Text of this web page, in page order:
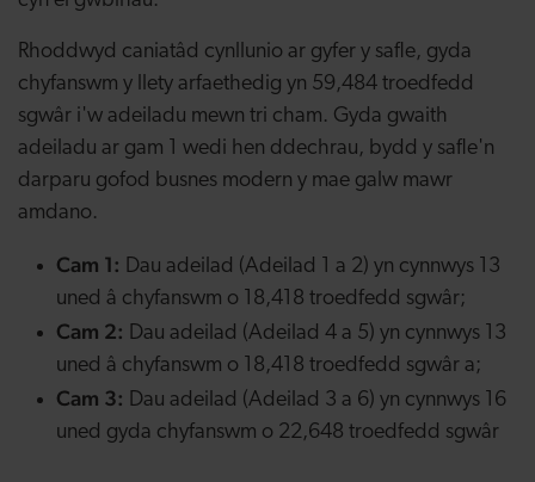
Rhoddwyd caniatâd cynllunio ar gyfer y safle, gyda
chyfanswm y llety arfaethedig yn 59,484 troedfedd
sgwâr i'w adeiladu mewn tri cham. Gyda gwaith
adeiladu ar gam 1 wedi hen ddechrau, bydd y safle'n
darparu gofod busnes modern y mae galw mawr
amdano.
Cam 1: Dau adeilad (Adeilad 1 a 2) yn cynnwys 13
uned â chyfanswm o 18,418 troedfedd sgwâr;
Cam 2: Dau adeilad (Adeilad 4 a 5) yn cynnwys 13
uned â chyfanswm o 18,418 troedfedd sgwâr a;
Cam 3: Dau adeilad (Adeilad 3 a 6) yn cynnwys 16
uned gyda chyfanswm o 22,648 troedfedd sgwâr